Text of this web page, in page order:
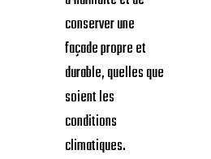
conserver une
façade propre et
durable, quelles que
soient les
conditions
climatiques.